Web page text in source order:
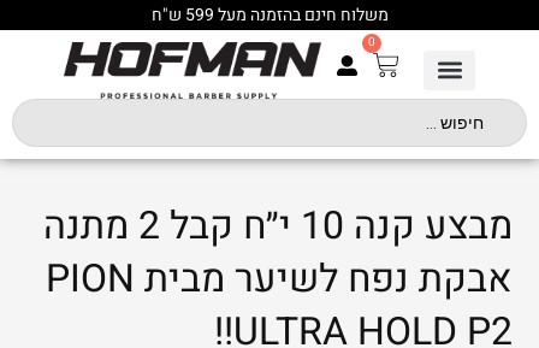
משלוח חינם בהזמנה מעל 599 ש"ח
0
מבצע קנה 10 י״ח קבל 2 מתנה
אבקת נפח לשיער מבית PION
ULTRA HOLD P2!!